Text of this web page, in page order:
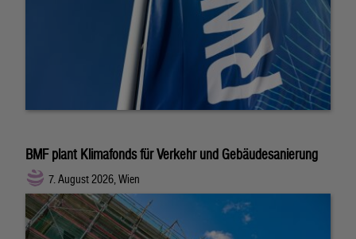
BMF plant Klimafonds für Verkehr und Gebäudesanierung
7. August 2026, Wien